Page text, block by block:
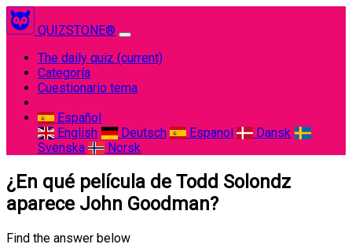
QUIZSTONE®
The daily quiz (current)
Categoría
Cuestionario tema
Español
English
Deutsch Espanol
Dansk
Svenska
Norsk
¿En qué película de Todd Solondz
aparece John Goodman?
Find the answer below